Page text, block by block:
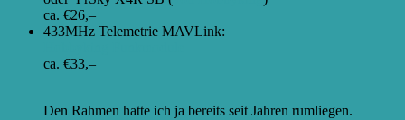
ca. €26,–
433MHz Telemetrie MAVLink:
ca. €33,–
Den Rahmen hatte ich ja bereits seit Jahren rumliegen.